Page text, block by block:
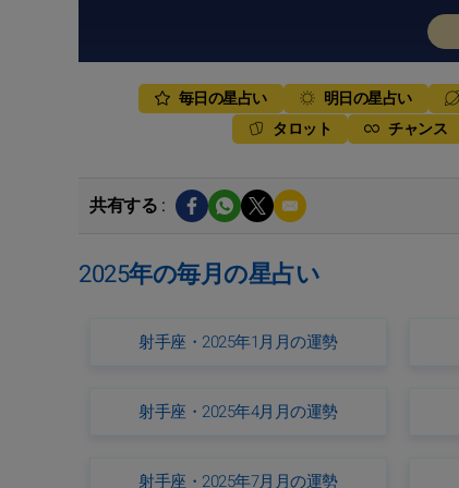
毎日の星占い 明日の星占い
タロット
チャンス
共有する :
2025年の毎月の星占い
射手座・2025年1月月の運勢
射手座・2025年4月月の運勢
射手座・2025年7月月の運勢